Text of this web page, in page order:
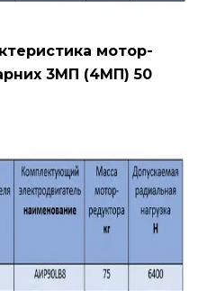
мотор-
3МП (4МП) 50